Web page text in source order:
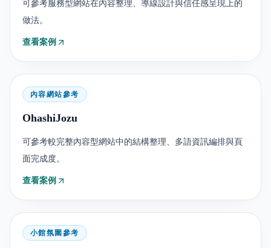
可參考服務型網站在內容整理、導線設計與信任感呈現上的
做法。
查看案例
內容網站參考
OhashiJozu
可參考較完整內容型網站中的結構整理、多語資訊編排與頁
面完成度。
查看案例
小館氛圍參考